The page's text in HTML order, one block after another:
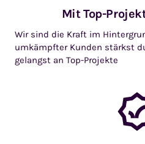
Mit Top-
Wir sind die Kraft im
umkämpfter Kunden stärkst
gelangst an Top-Projekte